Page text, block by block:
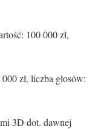
100 000 zł,
zł, liczba głosów:
3D dot. dawnej